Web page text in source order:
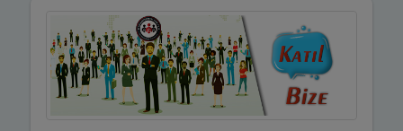
Reklamcılık ve Tanıtım Hizmetleri
Rent A Car Firmaları
Resim Sanat Galerileri